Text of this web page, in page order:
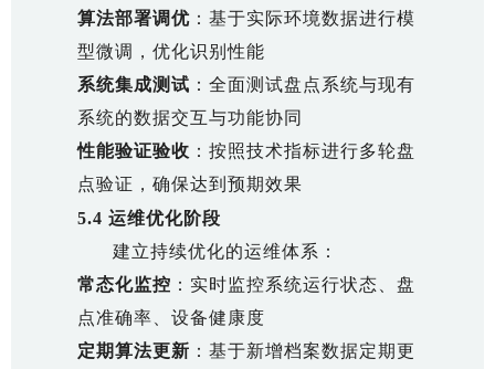
算法部署调优 ：基于实际环境数据进行模
型微调，优化识别性能
系统集成测试 ：全面测试盘点系统与现有
系统的数据交互与功能协同
性能验证验收 ：按照技术指标进行多轮盘
点验证，确保达到预期效果
5.4 运维优化阶段
建立持续优化的运维体系：
常态化监控 ：实时监控系统运行状态、盘
点准确率、设备健康度
定期算法更新 ：基于新增档案数据定期更